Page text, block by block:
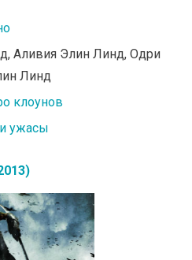
Аливия Элин Линд, Одри
Линд
клоунов
ужасы